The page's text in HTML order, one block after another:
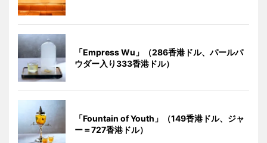
「Empress Wu」（286香港ドル、パールパ
ウダー入り333香港ドル）
「Fountain of Youth」（149香港ドル、ジャ
ー＝727香港ドル）